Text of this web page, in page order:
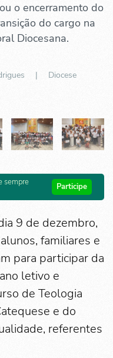
o encerramento do
do cargo na
Diocesana.
| Diocese
sempre
Participe
9 de dezembro,
familiares e
para participar da
letivo e
de Teologia
e do
referentes